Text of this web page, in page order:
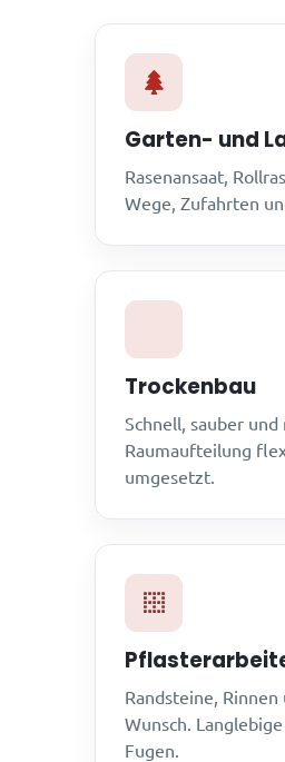
Garten- und
Rasenansaat,
Wege, Zufahrten
Trockenbau
Schnell, sauber und
Raumaufteilung
umgesetzt.
Randsteine,
Wunsch.
Fugen.